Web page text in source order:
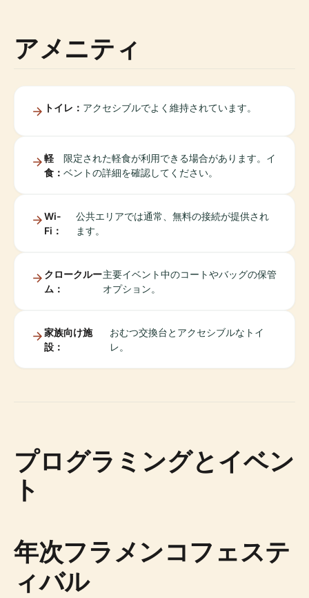
アメニティ
トイレ： アクセシブルでよく維持されています。
軽
食：
限定された軽食が利用できる場合があります。イ
ベントの詳細を確認してください。
Wi-
Fi：
公共エリアでは通常、無料の接続が提供され
ます。
クロークルー
ム：
主要イベント中のコートやバッグの保管
オプション。
家族向け施
設：
おむつ交換台とアクセシブルなトイ
レ。
プログラミングとイベン
ト
年次フラメンコフェステ
ィバル